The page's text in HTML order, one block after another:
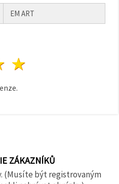
EM ART
4 hvězdy
ZÁKAZNÍKŮ
(Musíte být registrovaným